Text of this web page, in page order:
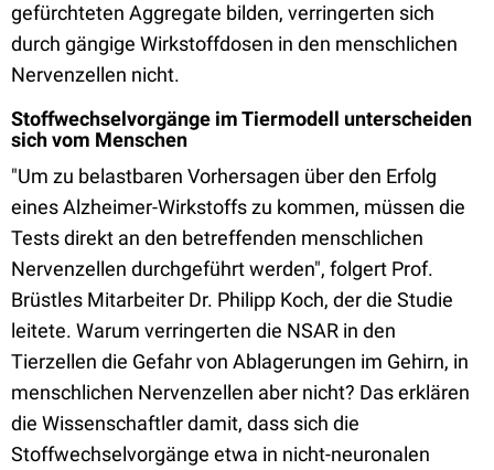
gefürchteten Aggregate bilden, verringerten sich
durch gängige Wirkstoffdosen in den menschlichen
Nervenzellen nicht.
Stoffwechselvorgänge im Tiermodell unterscheiden
sich vom Menschen
"Um zu belastbaren Vorhersagen über den Erfolg
eines Alzheimer-Wirkstoffs zu kommen, müssen die
Tests direkt an den betreffenden menschlichen
Nervenzellen durchgeführt werden", folgert Prof.
Brüstles Mitarbeiter Dr. Philipp Koch, der die Studie
leitete. Warum verringerten die NSAR in den
Tierzellen die Gefahr von Ablagerungen im Gehirn, in
menschlichen Nervenzellen aber nicht? Das erklären
die Wissenschaftler damit, dass sich die
Stoffwechselvorgänge etwa in nicht-neuronalen